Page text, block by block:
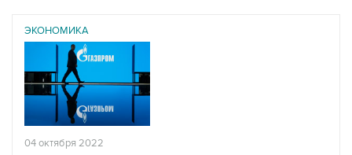
ЭКОНОМИКА
04 октября 2022